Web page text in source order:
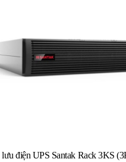
lưu điện UPS Santak Rack 3KS